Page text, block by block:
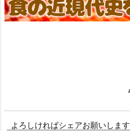
よろしければシェアお願いします